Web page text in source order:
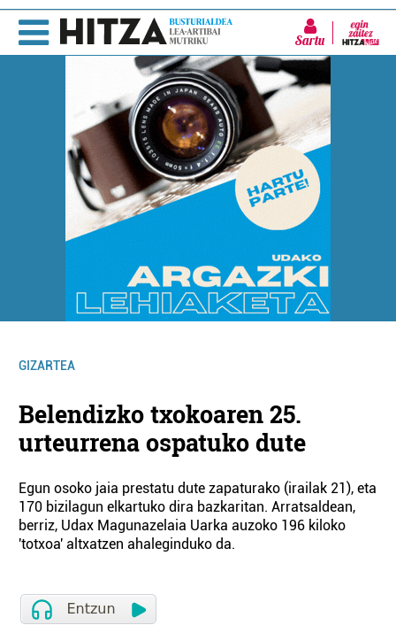
Sartu
GIZARTEA
Belendizko txokoaren 25.
urteurrena ospatuko dute
Egun osoko jaia prestatu dute zapaturako (irailak 21), eta
170 bizilagun elkartuko dira bazkaritan. Arratsaldean,
berriz, Udax Magunazelaia Uarka auzoko 196 kiloko
'totxoa' altxatzen ahaleginduko da.